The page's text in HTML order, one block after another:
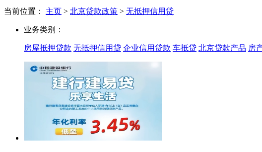
当前位置： 主页 > 北京贷款政策 > 无抵押信用贷
无
贷
业务类别：
房屋抵押贷款 无抵押信用贷 企业信用贷款 车抵贷 北京贷款产品 房